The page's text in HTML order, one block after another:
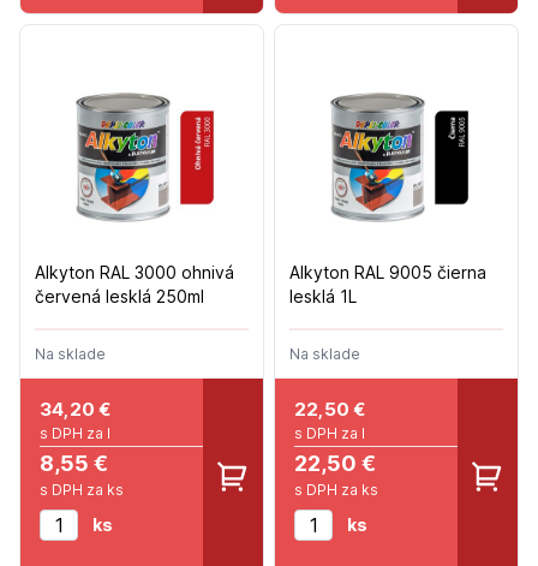
Alkyton RAL 3000 ohnivá
červená lesklá 250ml
Na sklade
34,20 €
s DPH za l
8,55 €
s DPH za ks
ks
Alkyton RAL 9005 čierna
lesklá 1L
Na sklade
22,50 €
s DPH za l
22,50 €
s DPH za ks
ks